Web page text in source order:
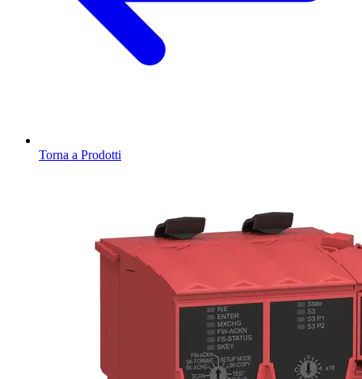
Torna a Prodotti